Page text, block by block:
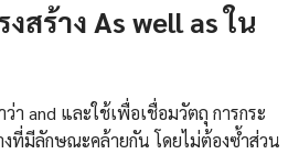
สร้าง As well as ใน
า and และใช้เพื่อเชื่อมวัตถุ การกระ
ที่มีลักษณะคล้ายกัน โดยไม่ต้องซ้ำส่วน